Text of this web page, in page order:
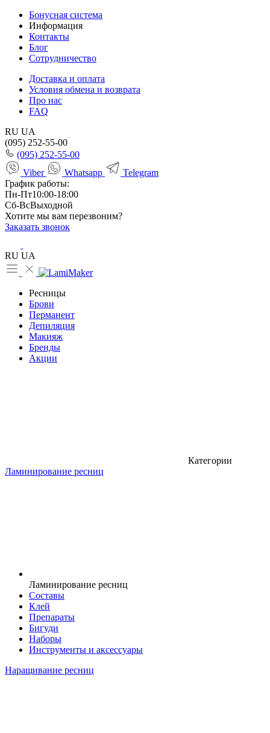
Бонусная система
Информация
Контакты
Блог
Сотрудничество
Доставка и оплата
Условия обмена и возврата
Про нас
FAQ
RU UA
(095) 252-55-00
(095) 252-55-00
Viber
Whatsapp
Telegram
График работы:
Пн-Пт10:00-18:00
Сб-ВсВыходной
Хотите мы вам перезвоним?
Заказать звонок
RU UA
Ресницы
Брови
Перманент
Депиляция
Макияж
Бренды
Акции
Категории
Ламинирование ресниц
Ламинирование ресниц
Составы
Клей
Препараты
Бигуди
Наборы
Инструменты и аксессуары
Наращивание ресниц